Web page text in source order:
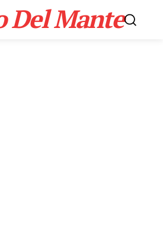
Del Mante